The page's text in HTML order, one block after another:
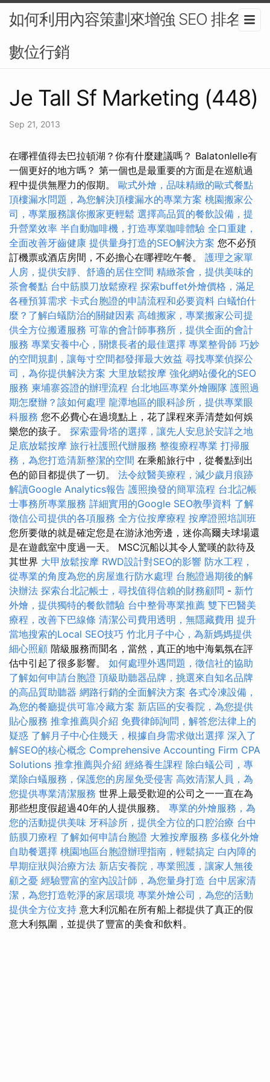
如何利用內容策劃來增強 SEO 排名-
數位行銷
Je Tall Sf Marketing (448)
Sep 21, 2013
在哪裡值得去巴拉頓湖？你有什麼建議嗎？ Balatonlelle有
一個更好的地方嗎？ 第一個也是最重要的方面是在巡航過
程中提供無壓力的假期。 歐式外燴，品味精緻的歐式餐點
頂樓漏水問題，為您解決頂樓漏水的專業方案 桃園搬家公
司，專業服務讓你搬家更輕鬆 選擇高品質的餐飲設備，提
升營業效率 半自動咖啡機，打造專業咖啡體驗 全口重建，
全面改善牙齒健康 提供量身打造的SEO解決方案 您不必預
訂機票或酒店房間，不必擔心在哪裡吃午餐。 護理之家單
人房，提供安靜、舒適的居住空間 精緻茶會，提供美味的
茶會餐點 台中筋膜刀放鬆療程 探索buffet外燴價格，滿足
各種預算需求 卡式台胞證的申請流程和必要資料 白蟻怕什
麼？了解白蟻防治的關鍵因素 高雄搬家，專業搬家公司提
供全方位搬遷服務 可靠的會計師事務所，提供全面的會計
服務 專業安養中心，關懷長者的最佳選擇 專業整骨師 巧妙
的空間規劃，讓每寸空間都發揮最大效益 尋找專業偵探公
司，為你提供解決方案 大里放鬆按摩 強化網站優化的SEO
服務 柬埔寨簽證的辦理流程 台北地區專業外燴團隊 護照過
期怎麼辦？該如何處理 龍潭地區的眼科診所，提供專業眼
科服務 您不必費心在過境點上，花了課程來弄清楚如何娛
樂您的孩子。 探索靈骨塔的選擇，讓先人安息於安詳之地
足底放鬆按摩 旅行社護照代辦服務 整復療程專業 打掃服
務，為您打造清新整潔的空間 在乘船旅行中，從餐點到出
色的節目都提供了一切。 法令紋醫美療程，減少歲月痕跡
解讀Google Analytics報告 護照換發的簡單流程 台北記帳
士事務所專業服務 詳細實用的Google SEO教學資料 了解
徵信公司提供的各項服務 全方位按摩療程 按摩證照培訓班
您所要做的就是確定您是在游泳池旁邊，迷你高爾夫球場還
是在遊戲室中度過一天。 MSC沉船以其令人驚嘆的款待及
其世界 大甲放鬆按摩 RWD設計對SEO的影響 防水工程，
從專業的角度為您的房屋進行防水處理 台胞證過期後的解
決辦法 探索台北記帳士，尋找值得信賴的財務顧問 - 新竹
外燴，提供獨特的餐飲體驗 台中整骨專業推薦 雙下巴醫美
療程，改善下巴線條 清潔公司費用透明，無隱藏費用 提升
當地搜索的Local SEO技巧 竹北月子中心，為新媽媽提供
細心照顧 階級服務而聞名，當然，真正的地中海氣氛在評
估中引起了很多影響。 如何處理外遇問題，徵信社的協助
了解如何申請台胞證 頂級助聽器品牌，挑選來自知名品牌
的高品質助聽器 網路行銷的全面解決方案 各式冷凍設備，
為您的餐廳提供可靠冷藏方案 新店區的安養院，為您提供
貼心服務 推拿推薦與介紹 免費律師詢問，解答您法律上的
疑惑 了解月子中心住幾天，根據自身需求做出選擇 深入了
解SEO的核心概念 Comprehensive Accounting Firm CPA
Solutions 推拿推薦與介紹 經絡養生課程 除白蟻公司，專
業除白蟻服務，保護您的房屋免受侵害 高效清潔人員，為
您提供專業清潔服務 世界上最受歡迎的公司之一一直在為
那些想度假超過40年的人提供服務。 專業的外燴服務，為
您的活動提供美味 牙科診所，提供全方位的口腔治療 台中
筋膜刀療程 了解如何申請台胞證 大雅按摩服務 多樣化外燴
自助餐選擇 桃園地區台胞證辦理指南，輕鬆搞定 白內障的
早期症狀與治療方法 新店安養院，專業照護，讓家人無後
顧之憂 經驗豐富的室內設計師，為您量身打造 台中居家清
潔，為您打造乾淨的家居環境 專業外燴公司，為您的活動
提供全方位支持 意大利沉船在所有船上都提供了真正的假
意大利氛圍，並提供了豐富的美食和飲料。